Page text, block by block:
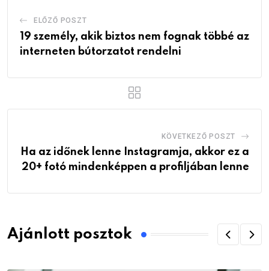
ELŐZŐ POSZT
19 személy, akik biztos nem fognak többé az
interneten bútorzatot rendelni
KÖVETKEZŐ POSZT
Ha az időnek lenne Instagramja, akkor ez a
20+ fotó mindenképpen a profiljában lenne
Ajánlott posztok